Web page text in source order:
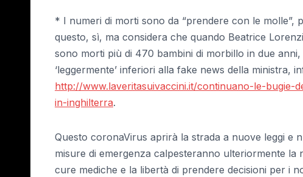
* I numeri di morti sono da “prendere con le molle”,
questo, sì, ma considera che quando Beatrice
sono morti più di 470 bambini di morbillo in due
‘leggermente’ inferiori alla fake news della
http://www.laveritasuivaccini.it/continuano-le-
in-inghilterra.
Questo coronaVirus aprirà la strada a nuove leggi e
misure di emergenza calpesteranno ulteriormente
cure mediche e la libertà di prendere decisioni per i